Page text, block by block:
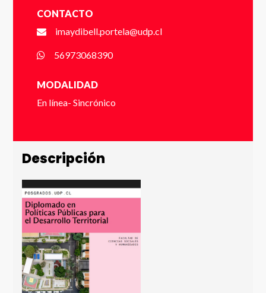
CONTACTO
imaydibell.portela@udp.cl
56973068390
MODALIDAD
En línea- Sincrónico
Descripción
Apellido *
Enviar